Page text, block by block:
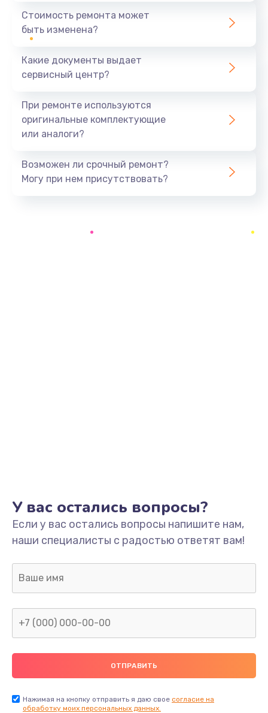
550 руб.
Ремонт экрана
Замена кнопки питания
Заказать
Замена микросхемы NFC
1100 руб.
Заказать
Ремонт или замена флоуметра
2000 руб.
Заказать
Стоимость ремонта может
быть изменена?
Какие документы выдает
сервисный центр?
При ремонте используются
оригинальные комплектующие
или аналоги?
Возможен ли срочный ремонт?
Могу при нем присутствовать?
У вас остались вопросы?
Если у вас остались вопросы напишите нам,
наши специалисты с радостью ответят вам!
Нажимая на кнопку отправить я даю свое согласие на
обработку моих персональных данных.